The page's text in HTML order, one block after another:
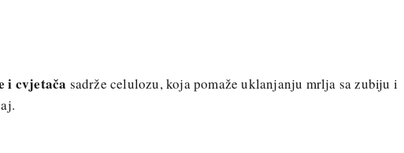
i cvjetača sadrže celulozu, koja pomaže uklanjanju mrlja sa zubiju i